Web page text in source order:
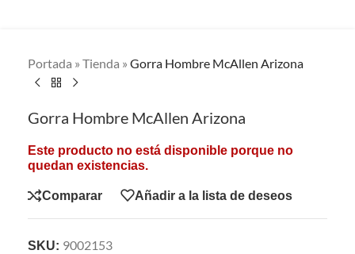
Portada » Tienda » Gorra Hombre McAllen Arizona
Gorra Hombre McAllen Arizona
Este producto no está disponible porque no
quedan existencias.
Comparar Añadir a la lista de deseos
SKU: 9002153